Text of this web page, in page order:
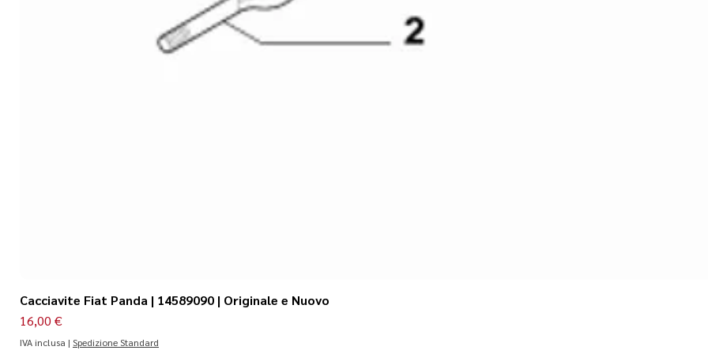
Cacciavite Fiat Panda | 14589090 | Originale e Nuovo
Prezzo
16,00 €
IVA inclusa | Spedizione Standard